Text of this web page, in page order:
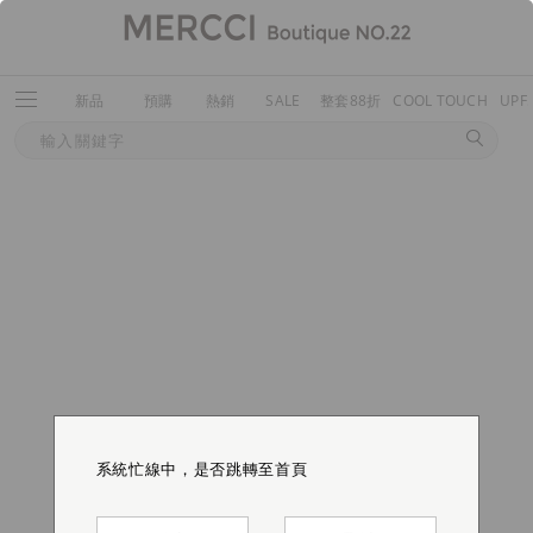
新品 預購 熱銷 SALE 整套88折 COOL TOUCH
系統忙線中，是否跳轉至首頁
系統忙線中，是否跳轉至首頁
系統忙線中，是否跳轉至首頁
系統忙線中，是否跳轉至首頁
系統忙線中，是否跳轉至首頁